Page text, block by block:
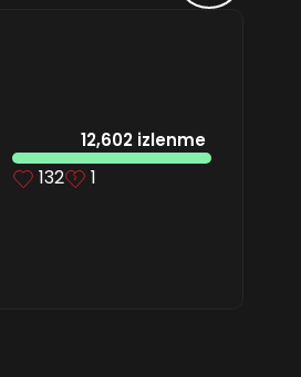
12,602 izlenme
132 1